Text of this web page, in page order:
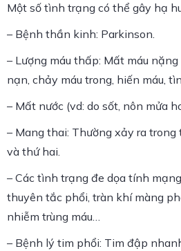
Một số tình trạng có thể gây hạ
– Bệnh thần kinh: Parkinson.
– Lượng máu thấp: Mất máu
nạn, chảy máu trong, hiến máu,
– Mất nước (vd: do sốt, nôn mửa
– Mang thai: Thường xảy ra
và thứ hai.
– Các tình trạng đe dọa tính
thuyên tắc phổi, tràn khí màng
nhiễm trùng máu…
– Bệnh lý tim phổi: Tim đập